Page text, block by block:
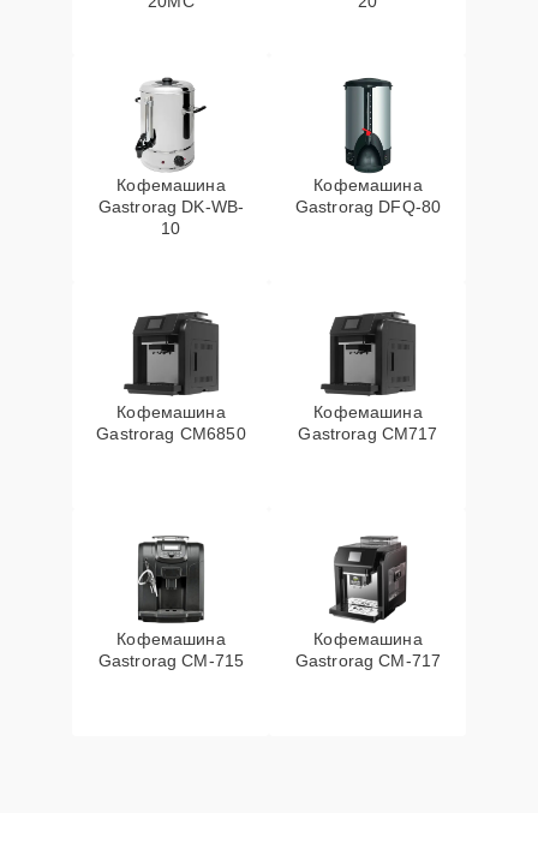
Кофемашина
Gastrorag DK-WB-
10
Кофемашина
Gastrorag DFQ-80
Кофемашина
Gastrorag CM6850
Кофемашина
Gastrorag CM717
Кофемашина
Gastrorag CM-715
Кофемашина
Gastrorag CM-717